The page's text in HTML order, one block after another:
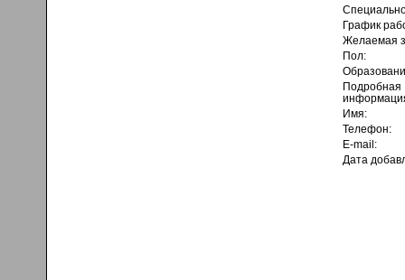
График
Желаемая
Пол:
Подробная
Имя:
Телефон:
E-mail:
Дата